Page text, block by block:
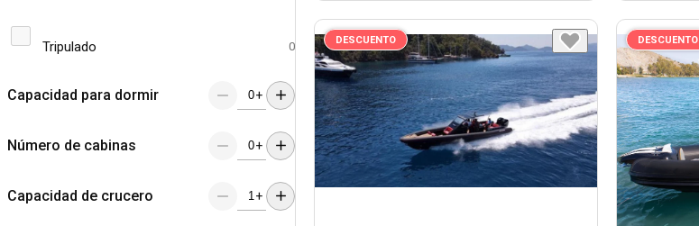
Tripulado 0
Capacidad para dormir +
Número de cabinas +
Capacidad de crucero +
DESCUENTO DESCUENTO